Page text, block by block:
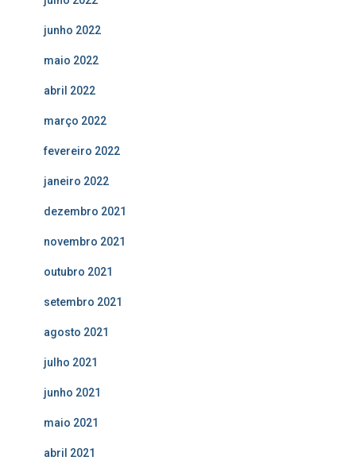
junho 2022
maio 2022
abril 2022
março 2022
fevereiro 2022
janeiro 2022
dezembro 2021
novembro 2021
outubro 2021
setembro 2021
agosto 2021
julho 2021
junho 2021
maio 2021
abril 2021